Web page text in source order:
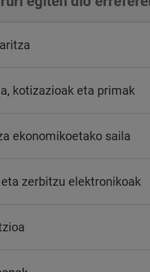
kotizazioak eta primak
ekonomikoetako saila
zerbitzu elektronikoak